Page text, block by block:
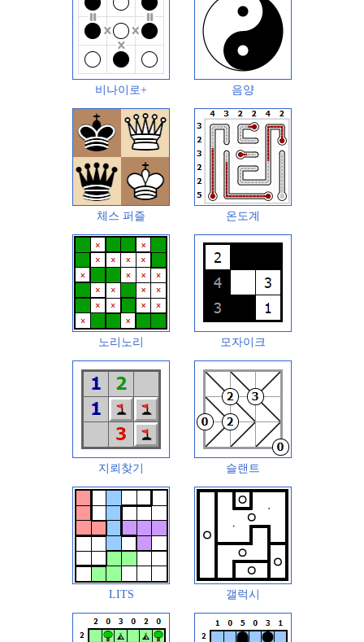
비나이로+ 음양
체스 퍼즐 온도계
노리노리 모자이크
지뢰찾기 슬랜트
LITS 갤럭시